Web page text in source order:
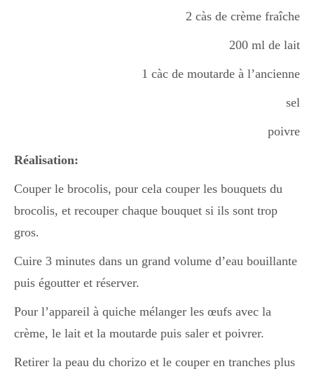
Mes amis en cuisine
Tuto
Semaines Spéciales
2 càs de crème fraîche
200 ml de lait
1 càc de moutarde à l’ancienne
sel
poivre
Réalisation:
Couper le brocolis, pour cela couper les bouquets du
brocolis, et recouper chaque bouquet si ils sont trop
gros.
Cuire 3 minutes dans un grand volume d’eau bouillante
puis égoutter et réserver.
Pour l’appareil à quiche mélanger les œufs avec la
crème, le lait et la moutarde puis saler et poivrer.
Retirer la peau du chorizo et le couper en tranches plus